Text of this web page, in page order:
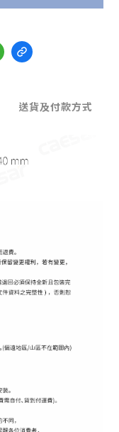
送貨及付款方式